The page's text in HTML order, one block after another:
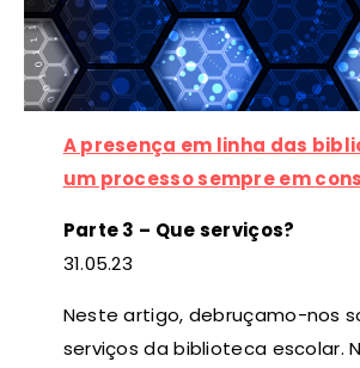
A presença em linha das
um processo sempre em
Parte 3 – Que serviços?
31.05.23
Neste artigo, debruçamo-nos
serviços da biblioteca escolar.